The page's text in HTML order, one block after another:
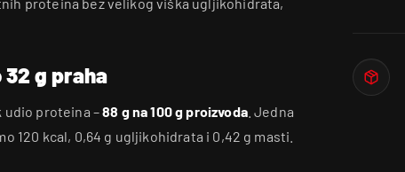
32 g praha
udio proteina –88 g na 100 g proizvoda. Jedna
120 kcal, 0,64 g ugljikohidrata i 0,42 g masti.